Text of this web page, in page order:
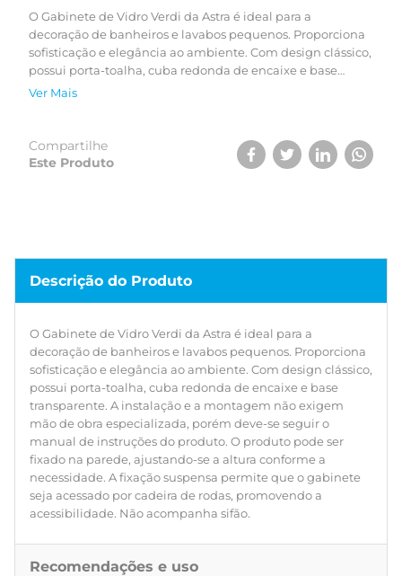
O Gabinete de Vidro Verdi da Astra é ideal para a
decoração de banheiros e lavabos pequenos. Proporciona
sofisticação e elegância ao ambiente. Com design clássico,
possui porta-toalha, cuba redonda de encaixe e base
transparente. A instalação e a montagem não exigem mão
parede, ajustando-se a altura conforme a necessidade. A
fixação suspensa permite que o gabinete seja acessado
Ver Mais
Compartilhe
Este Produto
Descrição do Produto
O Gabinete de Vidro Verdi da Astra é ideal para a
decoração de banheiros e lavabos pequenos. Proporciona
sofisticação e elegância ao ambiente. Com design clássico,
possui porta-toalha, cuba redonda de encaixe e base
transparente. A instalação e a montagem não exigem
mão de obra especializada, porém deve-se seguir o
manual de instruções do produto. O produto pode ser
fixado na parede, ajustando-se a altura conforme a
necessidade. A fixação suspensa permite que o gabinete
seja acessado por cadeira de rodas, promovendo a
acessibilidade. Não acompanha sifão.
Recomendações e uso